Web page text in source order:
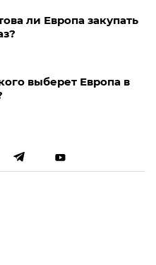
ли Европа закупать
выберет Европа в